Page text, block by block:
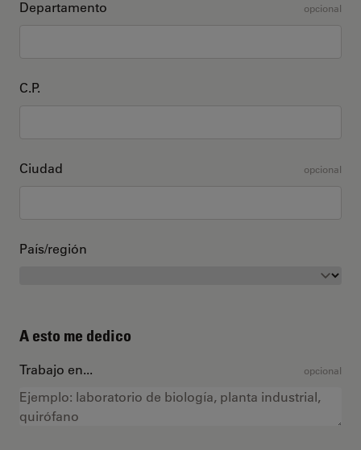
Departamento opcional
C.P.
Ciudad opcional
País/región
A esto me dedico
Trabajo en... opcional